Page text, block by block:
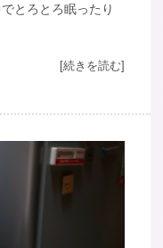
とろとろ眠ったり
[続きを読む]